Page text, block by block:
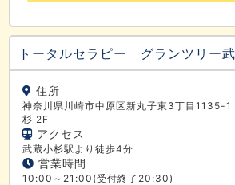
トータルセラピー グランツリー
住所
神奈川県川崎市中原区新丸子東3丁目1135-1
杉 2F
アクセス
武蔵小杉駅より徒歩4分
営業時間
10:00～21:00(受付終了20:30)